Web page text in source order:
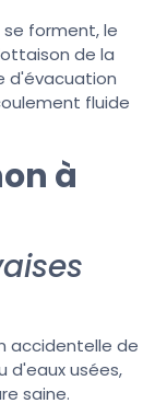
forment, le
de la
d'évacuation
fluide
à
accidentelle de
d'eaux usées,
saine.